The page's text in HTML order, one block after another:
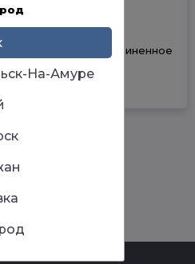
обрезиненное
На-Амуре